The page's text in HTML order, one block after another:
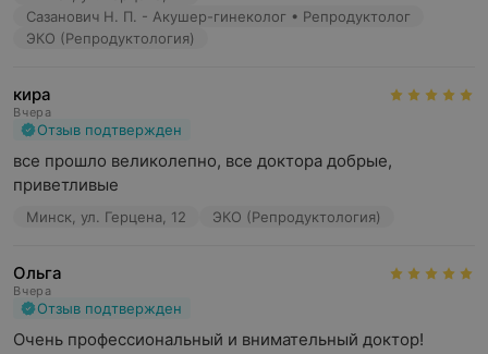
Сазанович Н. П. - Акушер-гинеколог • Репродуктолог
ЭКО (Репродуктология)
кира
Вчера
Отзыв подтвержден
все прошло великолепно, все доктора добрые,
приветливые
Минск, ул. Герцена, 12 ЭКО (Репродуктология)
Ольга
Вчера
Отзыв подтвержден
Очень профессиональный и внимательный доктор!